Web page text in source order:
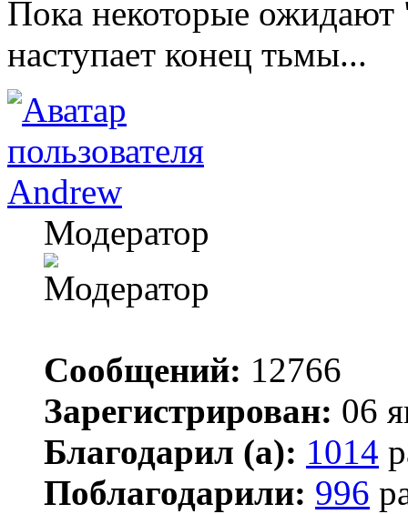
Пока некоторые ожидают
наступает конец тьмы...
Andrew
Модератор
Сообщений: 12766
Зарегистрирован: 06
Благодарил (а): 1014
Поблагодарили: 996